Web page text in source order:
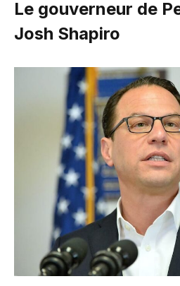
Le gouverneur de
Josh Shapiro